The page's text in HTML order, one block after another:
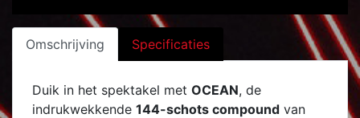
Omschrijving Specificaties
Duik in het spektakel met OCEAN, de
indrukwekkende 144-schots compound van